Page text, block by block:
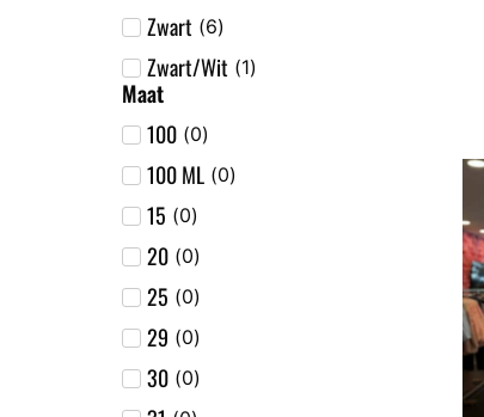
Zwart (6)
Zwart/Wit (1)
Maat
100 (0)
100 ML (0)
15 (0)
20 (0)
25 (0)
29 (0)
30 (0)